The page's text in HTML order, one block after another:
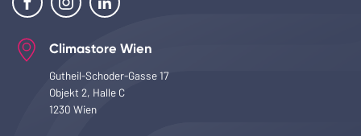
Climastore Wien
Gutheil-Schoder-Gasse 17
Objekt 2, Halle C
1230 Wien